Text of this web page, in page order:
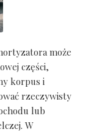
może
części,
korpus i
rzeczywisty
lub
W